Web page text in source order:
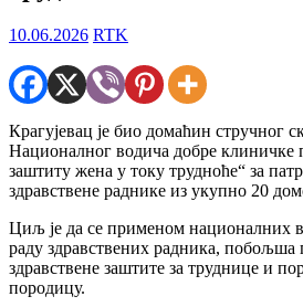
10.06.2026 RTK
Крагујевац је био домаћин стручног
Националног водича добре клиничке
заштиту жена у току трудноће“ за
здравствене раднике из укупно 20
Циљ је да се применом националних
раду здравствених радника, побољша
здравствене заштите за труднице и
породицу.